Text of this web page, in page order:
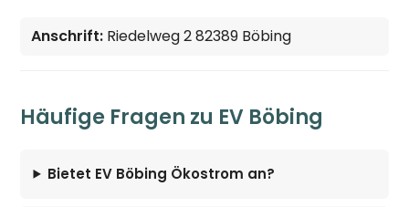
Anschrift: Riedelweg 2 82389 Böbing
Häufige Fragen zu EV Böbing
Bietet EV Böbing Ökostrom an?